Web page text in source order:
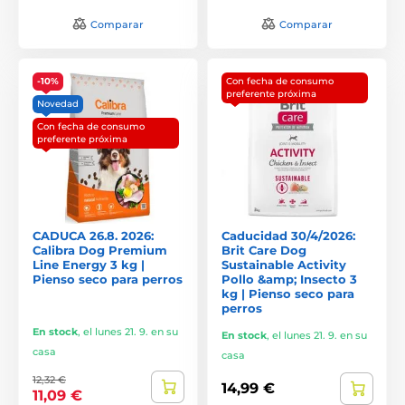
Comparar Comparar
-10%
Novedad
Con fecha de consumo
preferente próxima
CADUCA 26.8. 2026:
Calibra Dog Premium
Line Energy 3 kg |
Pienso seco para perros
En stock, el lunes 21. 9. en su
casa
12,32 €
11,09 €
Con fecha de consumo
preferente próxima
Caducidad 30/4/2026:
Brit Care Dog
Sustainable Activity
Pollo &amp; Insecto 3
kg | Pienso seco para
perros
En stock, el lunes 21. 9. en su
casa
14,99 €